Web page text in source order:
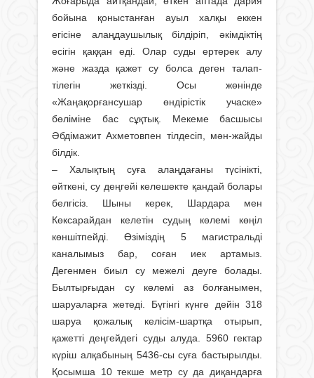
бойына қоныстанған ауыл халқы еккен
егісіне алаңдаушылық білдіріп, әкімдіктің
есігін қаққан еді. Олар суды ертерек алу
және жазда қажет су болса деген талап-
тілегін жеткізді. Осы жөнінде
«Жаңақорғансушар өндіріс­тік учаске»
бөліміне бас сұқтық. Мекеме басшысы
Әбдімажит Ахметовпен тілдесіп, мән-жайды
білдік.
– Халықтың суға алаңдағаны түсінікті,
өйткені, су деңгейі келешекте қандай болары
белгісіз. Шыны керек, Шардара мен
Көксарайдан келетін судың көлемі көңіл
көншітпейді. Өзіміздің 5 магистральді
каналымыз бар, соған иек артамыз.
Дегенмен биыл су межелі деуге болады.
Былтырғыдан су көлемі аз болғанымен,
шаруаларға жетеді. Бүгінгі күнге дейін 318
шаруа қожалық келісім-шартқа отырып,
қажетті деңгейдегі суды алуда. 5960 гектар
күріш алқабының 5436-сы суға бастырылды.
Қосымша 10 текше метр су да диқандарға